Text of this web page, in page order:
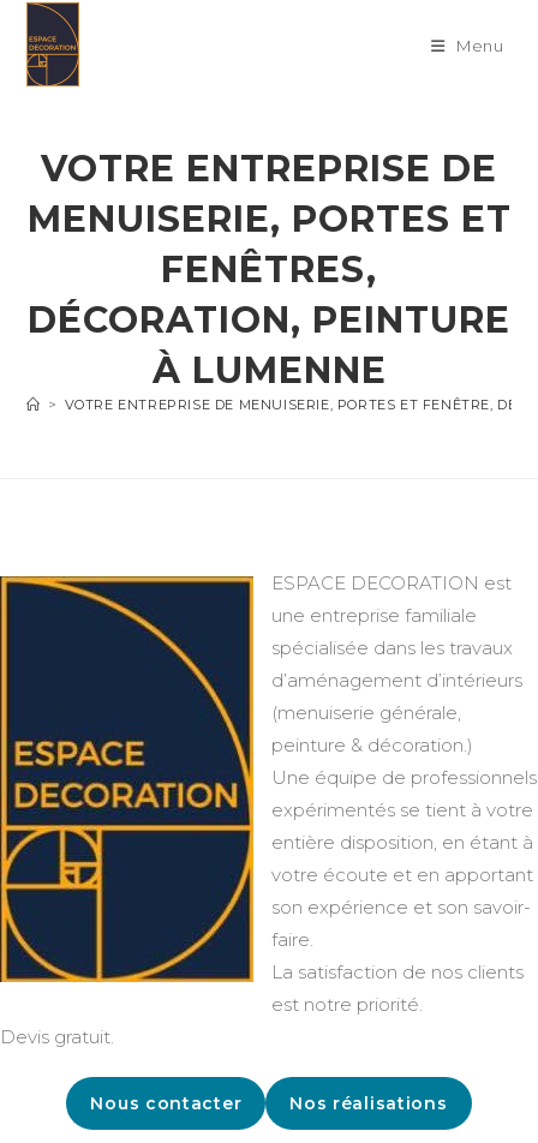
content
Menu
VOTRE ENTREPRISE DE
MENUISERIE, PORTES ET
FENÊTRES,
DÉCORATION, PEINTURE
À LUMENNE
> VOTRE ENTREPRISE DE MENUISERIE, PORTES ET FENÊTRE,
ESPACE DECORATION est
une entreprise familiale
spécialisée dans les travaux
d’aménagement d’intérieurs
(menuiserie générale,
peinture & décoration.)
Une équipe de professionnels
expérimentés se tient à votre
entière disposition, en étant à
votre écoute et en apportant
son expérience et son savoir-
faire.
La satisfaction de nos clients
est notre priorité.
Devis gratuit.
Nous contacter Nos réalisations